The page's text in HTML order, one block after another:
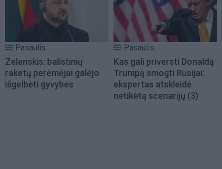
Pasaulis
Zelenskis: balistinių
raketų perėmėjai galėjo
išgelbėti gyvybes
Pasaulis
Kas gali priversti Donaldą
Trumpą smogti Rusijai:
ekspertas atskleidė
netikėtą scenarijų (3)